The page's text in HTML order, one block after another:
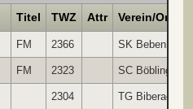
Titel TWZ Attr Verein/Ort
FM 2366 SK
FM 2323 SC Böblingen
2304 TG Biberach